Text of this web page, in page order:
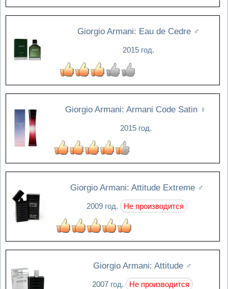
Giorgio Armani: Eau de Cedre ♂
2015 год.
Giorgio Armani: Armani Code Satin ♀
2015 год.
Giorgio Armani: Attitude Extreme ♂
2009 год. Не производится
Giorgio Armani: Attitude ♂
2007 год. Не производится